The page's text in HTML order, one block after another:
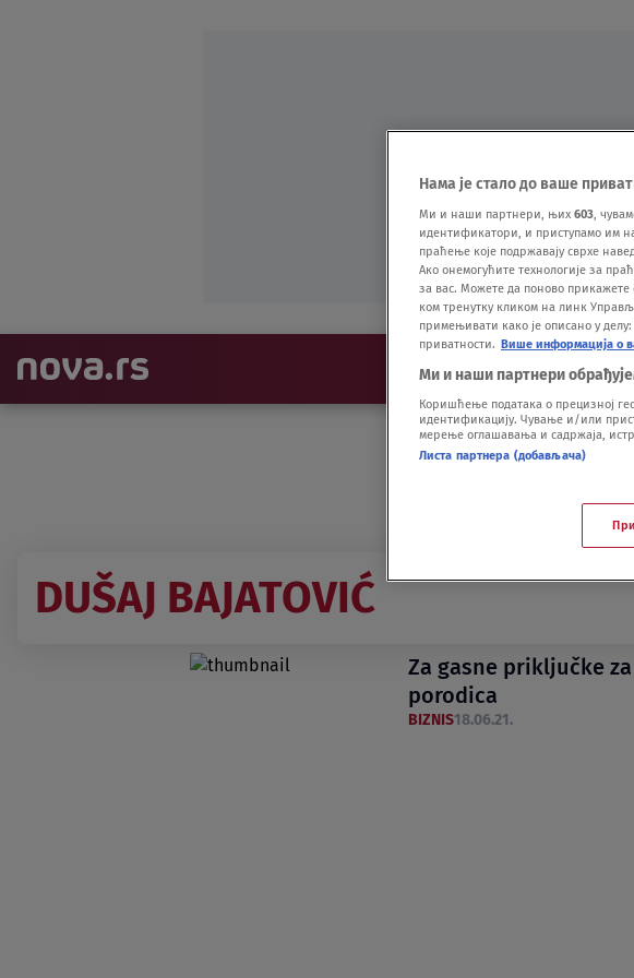
NAJNOVIJE VESTI
DUŠAJ BAJATOVIĆ
Za gasne priključke
porodica
BIZNIS18.06.21.
Нама је стало до ваше
Ми и наши партнери, њих 603,
идентификатори, и приступамо им
праћење које подржавају сврхе
Ако онемогућите технологије за
за вас. Можете да поново прикажете
ком тренутку кликом на линк
примењивати како је описано у
приватности. Више информација о
Ми и наши партнери
Коришћење података о прецизној
идентификацију. Чување и/или
мерење оглашавања и садржаја,
Листа партнера (добављача)